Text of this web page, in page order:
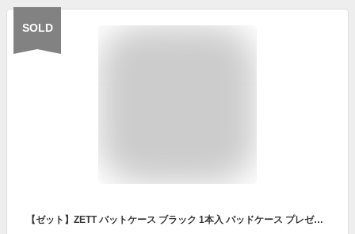
SOLD
【ゼット】ZETT バットケース ブラック 1本入 バッドケース プレゼント ギフト 卒団記念品 卒部記念品 野球 野球用品 bc771